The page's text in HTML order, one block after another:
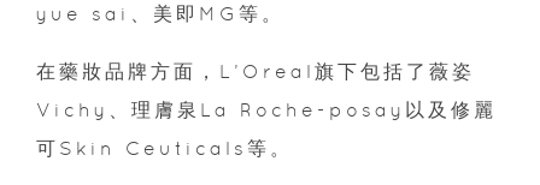
yue sai、美即MG等。
在藥妝品牌方面，L’Oreal旗下包括了薇姿
Vichy、理膚泉La Roche-posay以及修麗
可Skin Ceuticals等。